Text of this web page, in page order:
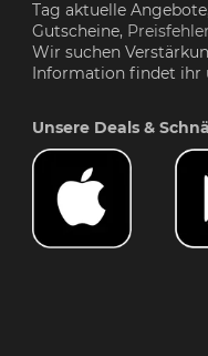
Tag aktuelle
Gutscheine, Preisfehler
Wir suchen
Information findet ihr
Unsere Deals &